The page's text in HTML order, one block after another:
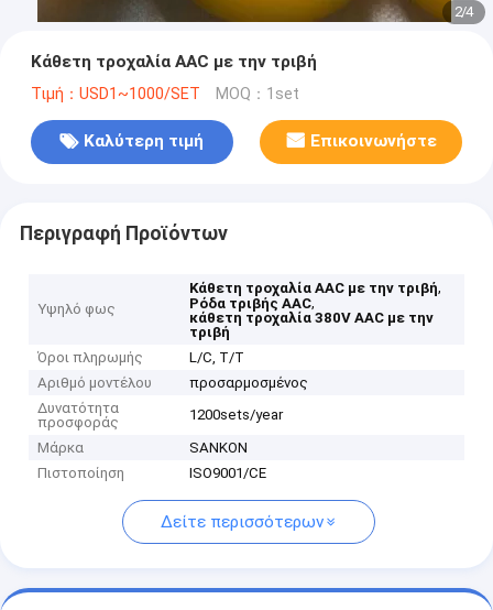
2/4
Κάθετη τροχαλία AAC με την τριβή
Τιμή：USD1~1000/SET MOQ：1set
Καλύτερη τιμή Επικοινωνήστε
Περιγραφή Προϊόντων
Υψηλό φως
Κάθετη τροχαλία AAC με την τριβή,
Ρόδα τριβής AAC,
κάθετη τροχαλία 380V AAC με την
τριβή
Όροι πληρωμής
L/C, T/T
Αριθμό μοντέλου
προσαρμοσμένος
Δυνατότητα
προσφοράς
1200sets/year
Μάρκα
SANKON
Πιστοποίηση
ISO9001/CE
Δείτε περισσότερων